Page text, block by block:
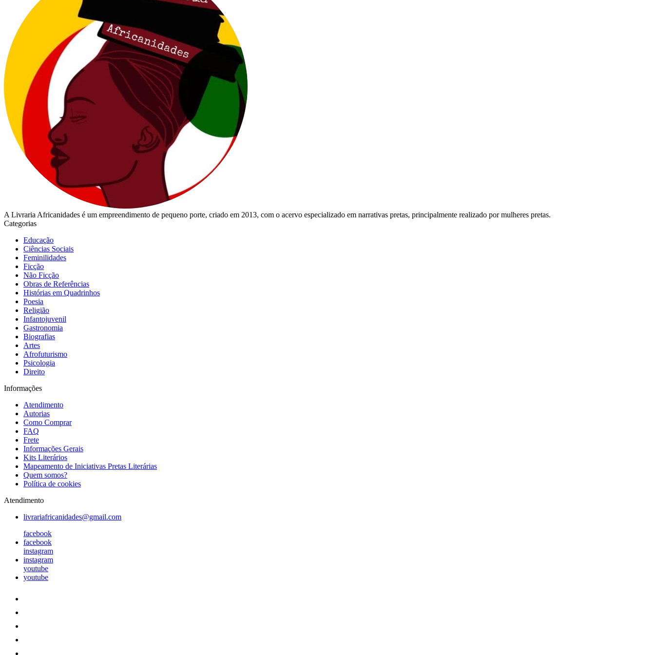
A Livraria Africanidades é um empreendimento de pequeno porte, criado em 2013, com o acervo especializado em narrativas pretas, principalmente realizado por mulheres pretas.
Categorias
Educação
Ciências Sociais
Feminilidades
Ficção
Não Ficção
Obras de Referências
Histórias em Quadrinhos
Poesia
Religião
Infantojuvenil
Gastronomia
Biografias
Artes
Afrofuturismo
Psicologia
Direito
Informações
Atendimento
Autorias
Como Comprar
FAQ
Frete
Informações Gerais
Kits Literários
Mapeamento de Iniciativas Pretas Literárias
Quem somos?
Política de cookies
Atendimento
livrariafricanidades@gmail.com
facebook
facebook
instagram
instagram
youtube
youtube